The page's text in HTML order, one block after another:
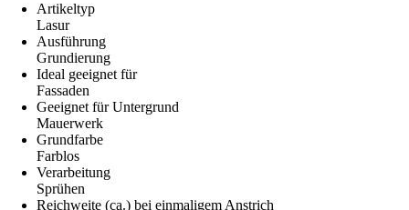
Artikeltyp
Lasur
Ausführung
Grundierung
Ideal geeignet für
Fassaden
Geeignet für Untergrund
Mauerwerk
Grundfarbe
Farblos
Verarbeitung
Sprühen
Reichweite (ca.) bei einmaligem Anstrich